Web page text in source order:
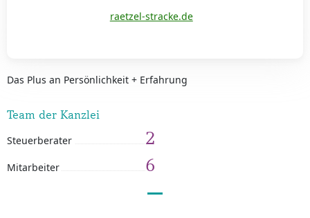
Das Plus an Persönlichkeit + Erfahrung
Team der Kanzlei
Steuerberater 2
Mitarbeiter 6
raetzel-stracke.de